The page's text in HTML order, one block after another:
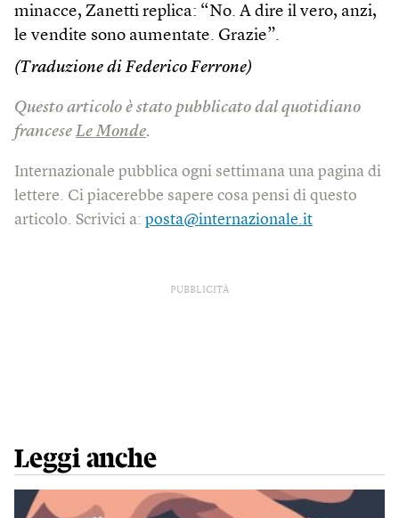
minacce, Zanetti replica: “No. A dire il vero, anzi,
le vendite sono aumentate. Grazie”.
(Traduzione di Federico Ferrone)
Questo articolo è stato pubblicato dal quotidiano
francese Le Monde.
Internazionale pubblica ogni settimana una pagina di
lettere. Ci piacerebbe sapere cosa pensi di questo
articolo. Scrivici a: posta@internazionale.it
PUBBLICITÀ
Leggi anche